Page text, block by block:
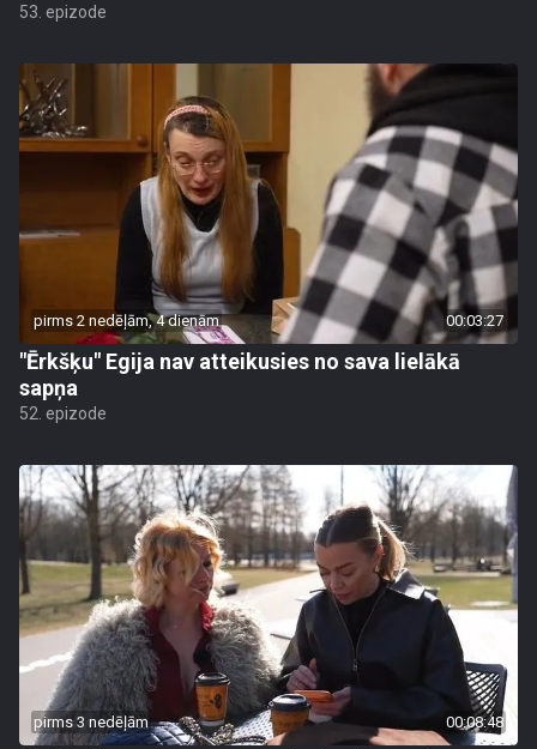
53. epizode
pirms 2 nedēļām, 4 dienām 00:03:27
"Ērkšķu" Egija nav atteikusies no sava lielākā
sapņa
52. epizode
pirms 3 nedēļām 00:08:48